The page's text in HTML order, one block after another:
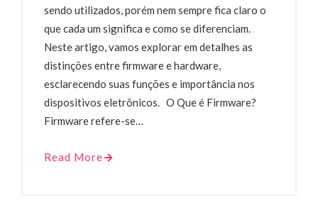
sendo utilizados, porém nem sempre fica claro o
que cada um significa e como se diferenciam.
Neste artigo, vamos explorar em detalhes as
distinções entre firmware e hardware,
esclarecendo suas funções e importância nos
dispositivos eletrônicos. O Que é Firmware?
Firmware refere-se…
Read More